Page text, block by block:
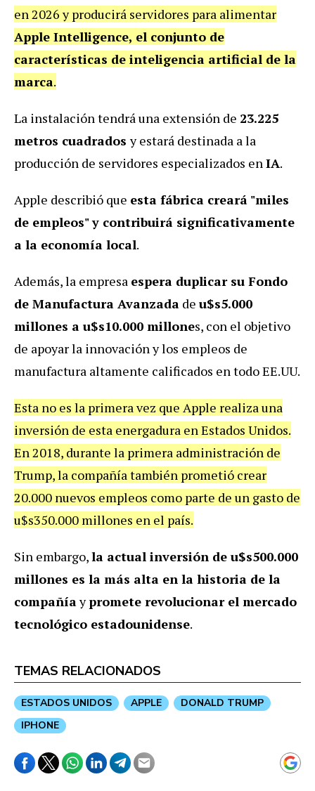
en 2026 y producirá servidores para alimentar
Apple Intelligence, el conjunto de
características de inteligencia artificial de la
marca.
La instalación tendrá una extensión de 23.225
metros cuadradosy estará destinada a la
producción de servidores especializados enIA.
Apple describió que esta fábrica creará "miles
de empleos" y contribuirá significativamente
a la economía local.
Además, la empresa espera duplicar su Fondo
de Manufactura Avanzada de u$s5.000
millones a u$s10.000 millones, con el objetivo
de apoyar la innovación y los empleos de
manufactura altamente calificados en todo EE.UU.
Esta no es la primera vez que Apple realiza una
inversión de esta energadura en Estados Unidos.
En 2018, durante la primera administración de
Trump, la compañía también prometió crear
20.000 nuevos empleos como parte de un gasto de
u$s350.000 millones en el país.
Sin embargo,la actual inversión de u$s500.000
millones es la más alta en la historia de la
compañíaypromete revolucionar el mercado
tecnológico estadounidense.
TEMAS RELACIONADOS
ESTADOS UNIDOS APPLE
DONALD TRUMP
IPHONE